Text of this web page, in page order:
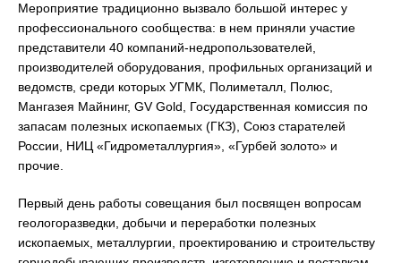
Мероприятие традиционно вызвало большой интерес у
профессионального сообщества: в нем приняли участие
представители 40 компаний-недропользователей,
производителей оборудования, профильных организаций и
ведомств, среди которых УГМК, Полиметалл, Полюс,
Мангазея Майнинг, GV Gold, Государственная комиссия по
запасам полезных ископаемых (ГКЗ), Союз старателей
России, НИЦ «Гидрометаллургия», «Гурбей золото» и
прочие.
Первый день работы совещания был посвящен вопросам
геологоразведки, добычи и переработки полезных
ископаемых, металлургии, проектированию и строительству